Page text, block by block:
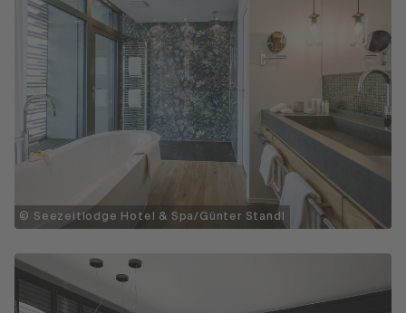
© Seezeitlodge Hotel & Spa/Günter Standl